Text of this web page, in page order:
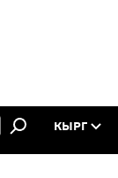
КЫРГ